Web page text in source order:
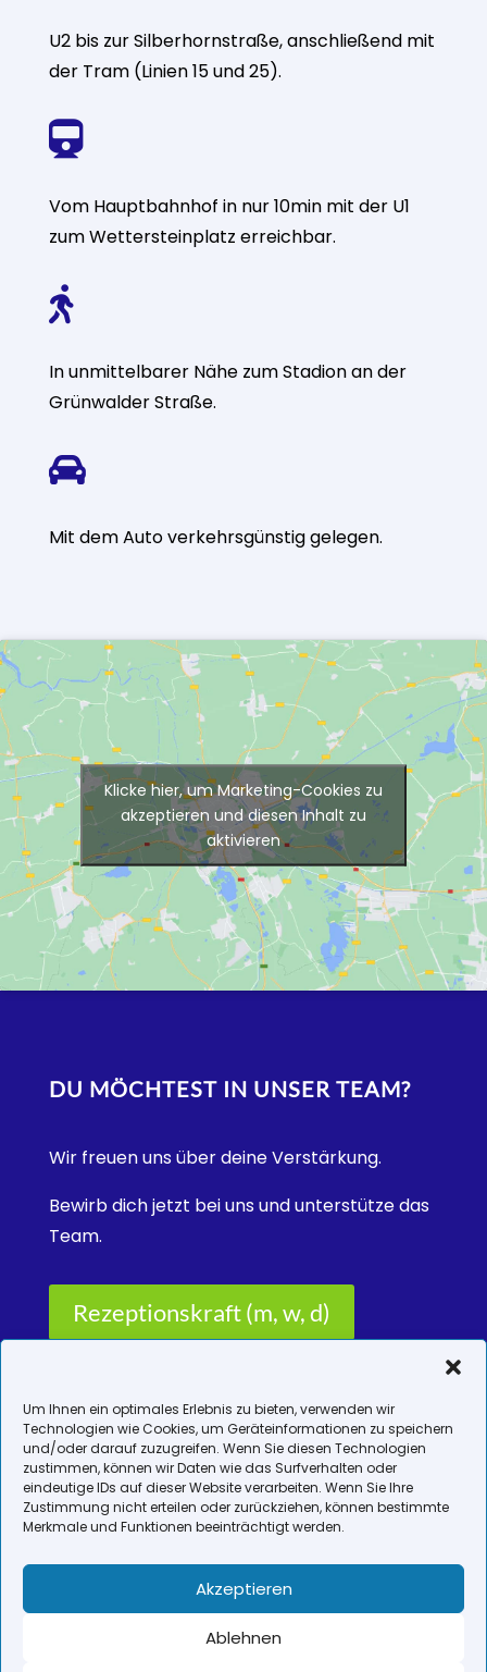
Um Ihnen ein optimales Erlebnis zu bieten, verwenden wir
Technologien wie Cookies, um Geräteinformationen zu speichern
und/oder darauf zuzugreifen. Wenn Sie diesen Technologien
zustimmen, können wir Daten wie das Surfverhalten oder
eindeutige IDs auf dieser Website verarbeiten. Wenn Sie Ihre
Zustimmung nicht erteilen oder zurückziehen, können bestimmte
Merkmale und Funktionen beeinträchtigt werden.
Akzeptieren
Ablehnen
U2 bis zur Silberhornstraße, anschließend mit
der Tram (Linien 15 und 25).

Vom Hauptbahnhof in nur 10min mit der U1
zum Wettersteinplatz erreichbar.

In unmittelbarer Nähe zum Stadion an der
Grünwalder Straße.

Mit dem Auto verkehrsgünstig gelegen.
Klicke hier, um Marketing-Cookies zu
akzeptieren und diesen Inhalt zu
aktivieren
DU MÖCHTEST IN UNSER TEAM?
Wir freuen uns über deine Verstärkung.
Bewirb dich jetzt bei uns und unterstütze das
Team.
Rezeptionskraft (m, w, d)
Physiotherapeut/in (m, w, d)
Impressum
Datenschutz